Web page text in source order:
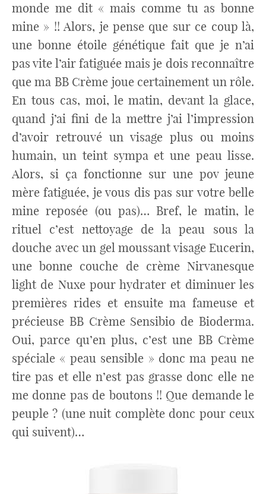
monde me dit « mais comme tu as bonne
mine » !! Alors, je pense que sur ce coup là,
une bonne étoile génétique fait que je n’ai
pas vite l’air fatiguée mais je dois reconnaître
que ma BB Crème joue certainement un rôle.
En tous cas, moi, le matin, devant la glace,
quand j’ai fini de la mettre j’ai l’impression
d’avoir retrouvé un visage plus ou moins
humain, un teint sympa et une peau lisse.
Alors, si ça fonctionne sur une pov jeune
mère fatiguée, je vous dis pas sur votre belle
mine reposée (ou pas)… Bref, le matin, le
rituel c’est nettoyage de la peau sous la
douche avec un gel moussant visage Eucerin,
une bonne couche de crème Nirvanesque
light de Nuxe pour hydrater et diminuer les
premières rides et ensuite ma fameuse et
précieuse BB Crème Sensibio de Bioderma.
Oui, parce qu’en plus, c’est une BB Crème
spéciale « peau sensible » donc ma peau ne
tire pas et elle n’est pas grasse donc elle ne
me donne pas de boutons !! Que demande le
peuple ? (une nuit complète donc pour ceux
qui suivent)…